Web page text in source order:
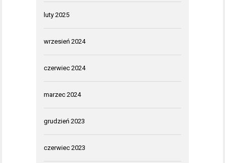
luty 2025
wrzesień 2024
czerwiec 2024
marzec 2024
grudzień 2023
czerwiec 2023